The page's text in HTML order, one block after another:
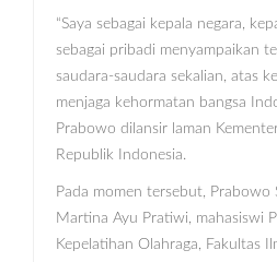
“Saya sebagai kepala negara,
sebagai pribadi menyampaikan
saudara-saudara sekalian, atas
menjaga kehormatan bangsa
Prabowo dilansir laman
Republik Indonesia.
Pada momen tersebut,
Martina Ayu Pratiwi, mahasiswi
Kepelatihan Olahraga, Fakultas